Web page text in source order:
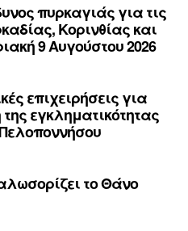
πυρκαγιάς για τις
Κορινθίας και
9 Αυγούστου 2026
επιχειρήσεις για
εγκληματικότητας
το Θάνο